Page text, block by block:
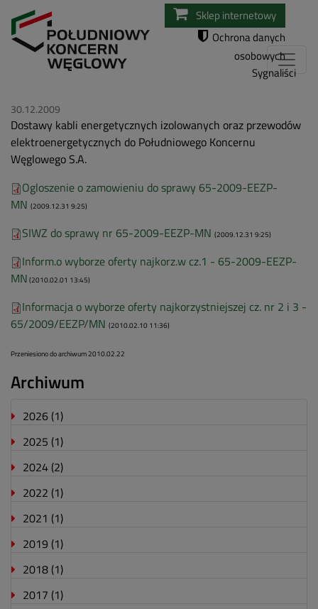
Przejdź
do
Sklep internetowy
Ochrona danych
osobowych
Sygnaliści
30.12.2009
Dostawy kabli energetycznych izolowanych oraz przewodów
elektroenergetycznych do Południowego Koncernu
Węglowego S.A.
Ogloszenie o zamowieniu do sprawy 65-2009-EEZP-
MN (2009.12.31 9:25)
SIWZ do sprawy nr 65-2009-EEZP-MN (2009.12.31 9:25)
Inform.o wyborze oferty najkorz.w cz.1 - 65-2009-EEZP-
MN (2010.02.01 13:45)
Informacja o wyborze oferty najkorzystniejszej cz. nr 2 i 3 -
65/2009/EEZP/MN (2010.02.10 11:36)
Przeniesiono do archiwum 2010.02.22
Archiwum
2026 (1)
2025 (1)
2024 (2)
2022 (1)
2021 (1)
2019 (1)
2018 (1)
2017 (1)